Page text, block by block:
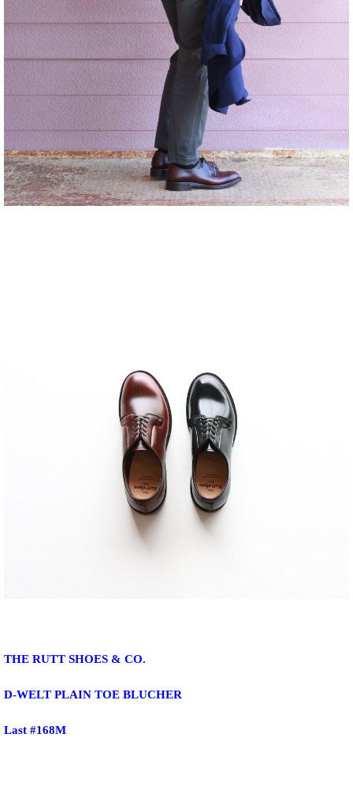
THE RUTT SHOES & CO.
D-WELT PLAIN TOE BLUCHER
Last #168M